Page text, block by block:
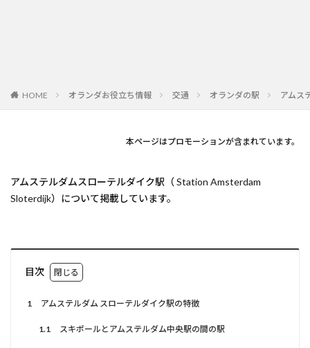
HOME オランダお役立ち情報 交通 オランダの駅 アムス
本ページはプロモーションが含まれています。
アムステルダムスローテルダイク駅（ Station Amsterdam
Sloterdijk）について掲載しています。
目次
1 アムステルダム スローテルダイク駅の特徴
1.1 スキポールとアムステルダム中央駅の間の駅